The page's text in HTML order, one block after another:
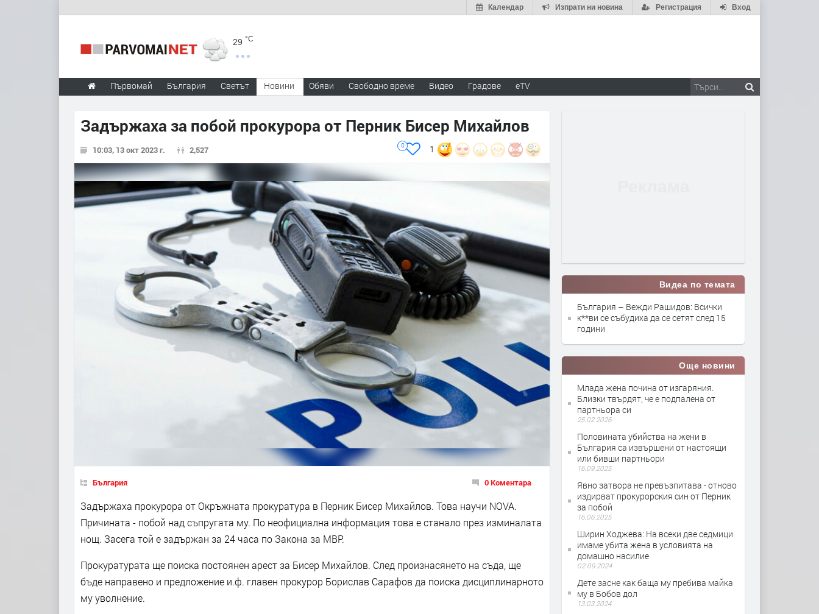
Вход
Регистрация
Изпрати ни новина
Календар
29 °C
Първомай България Светът Новини Обяви Свободно време Видео Градове eTV
Задържаха за побой прокурора от Перник Бисер Михайлов
10:03, 13 окт 2023 г. 2,527 1
0
България 0 Коментара
Задържаха прокурора от Окръжната прокуратура в Перник Бисер Михайлов. Това научи NOVA.
Причината - побой над съпругата му. По неофициална информация това е станало през изминалата
нощ. Засега той е задържан за 24 часа по Закона за МВР.
Прокуратурата ще поиска постоянен арест за Бисер Михайлов. След произнасянето на съда, ще
бъде направено и предложение и.ф. главен прокурор Борислав Сарафов да поиска дисциплинарното
му уволнение.
Видеа по темата
България – Вежди Рашидов: Всички
к**ви се събудиха да се сетят след 15
години
Още новини
Млада жена почина от изгаряния.
Близки твърдят, че е подпалена от
партньора си
25.02.2026
Половината убийства на жени в
България са извършени от настоящи
или бивши партньори
16.09.2025
Явно затвора не превъзпитава - отново
издирват прокурорския син от Перник
за побой
16.06.2025
Ширин Ходжева: На всеки две седмици
имаме убита жена в условията на
домашно насилие
02.09.2024
Дете засне как баща му пребива майка
му в Бобов дол
13.03.2024